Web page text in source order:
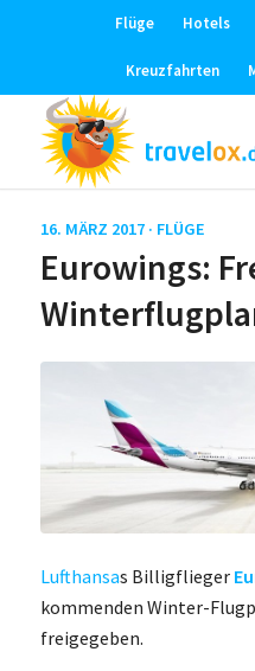
Flüge Hotels
Kreuzfahrten
16. MÄRZ 2017 · FLÜGE
Eurowings:
Lufthansas Billigflieger
kommenden Winter-
freigegeben.